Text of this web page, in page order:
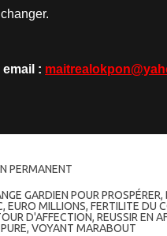
:
PERMANENT
GARDIEN POUR PROSPÉRER,
, EURO MILLIONS, FERTILITE DU
D'AFFECTION,REUSSIR EN
,VOYANT MARABOUT